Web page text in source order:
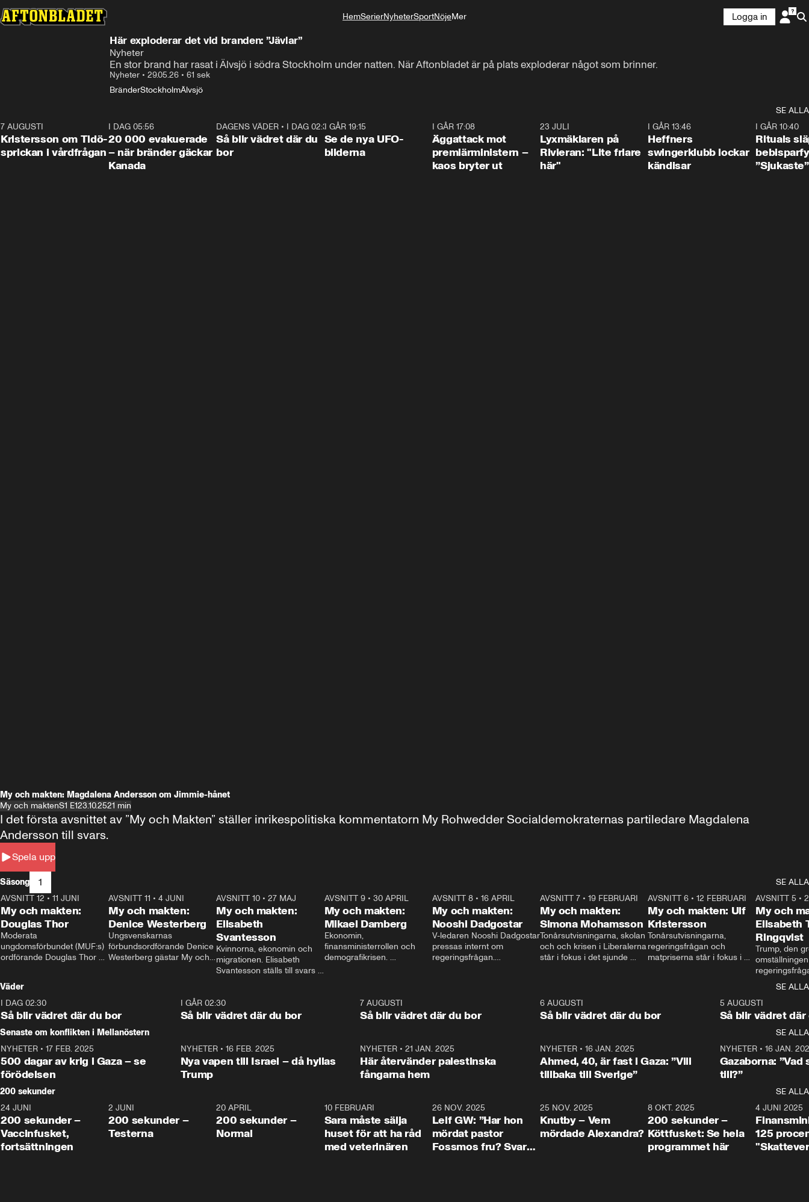
HemSerierNyheterSportNöjeMer
Logga in
Här exploderar det vid branden: ”Jävlar”
Nyheter
En stor brand har rasat i Älvsjö i södra Stockholm under natten. När Aftonbladet är på plats exploderar något som brinner.
Nyheter • 29.05.26 • 61 sek
BränderStockholmÄlvsjö
SE ALLA
7 AUGUSTI
Kristersson om Tidö-
sprickan i vårdfrågan
I DAG 05:56
20 000 evakuerade
– när bränder gäckar
Kanada
1:06
DAGENS VÄDER • I DAG 02:30
Så blir vädret där du
bor
I GÅR 19:15
Se de nya UFO-
bilderna
I GÅR 17:08
Äggattack mot
premiärministern –
kaos bryter ut
23 JULI
Lyxmäklaren på
Rivieran: "Lite friare
här"
I GÅR 13:46
Heffners
swingerklubb lockar
kändisar
I GÅR 10:40
Rituals
”Sjukaste”
My och makten: Magdalena Andersson om Jimmie-hånet
My och maktenS1 E123.10.2521 min
Spela upp
I det första avsnittet av ”My och Makten” ställer inrikespolitiska kommentatorn My Rohwedder Socialdemokraternas partiledare Magdalena
Andersson till svars.
Säsong 1
SE ALLA
26:27
AVSNITT 12 • 11 JUNI
My och makten:
Douglas Thor
Moderata
ungdomsförbundet (MUF:s)
ordförande Douglas Thor
tonårsutvisningarna och hur
Moderaterna ska locka
väljare till valet i höst.
23:40
AVSNITT 11 •4 JUNI
My och makten:
Denice Westerberg
Ungsvenskarnas
förbundsordförande Denice
Westerberg gästar My och
AVSNITT 10 •27 MAJ
My och makten:
Elisabeth
Svantesson
Kvinnorna, ekonomin och
migrationen. Elisabeth
Svantesson ställs till svars
AVSNITT 9• 30 APRIL
My och makten:
Mikael Damberg
Ekonomin,
finansministerrollen och
demografikrisen.
och Makten.
AVSNITT 8• 16 APRIL
My och makten:
Nooshi Dadgostar
V-ledaren Nooshi Dadgostar
pressas internt om
regeringsfrågan.
– Vi ställer upp i val. Ska vi
vara med så sitter vi förstås
24:30
AVSNITT 7• 19 FEBRUARI
My och makten:
Simona Mohamsson
Tonårsutvisningarna, skolan
och och krisen i Liberalerna
står i fokus i det sjunde
kommentator My
Rohwedder ställer
utbildnings- och
Mohamsson till svars.
27:30
AVSNITT 6 •12 FEBRUARI
My och makten: Ulf
Kristersson
Tonårsutvisningarna,
regeringsfrågan och
matpriserna står i fokus i
Rohwedder ställer
statsminister Ulf Kristersson
AVSNITT 5 •
My och
Elisabeth
Ringqvist
Trump, den
centrum i
avsnittet av
Makten”. Se
Aftonbladets
Rohwedder
Thand Ring
Väder
SE ALLA
I DAG 02:30
Så blir vädret där du bor
1:06
I GÅR 02:30
Så blir vädret där du bor
7 AUGUSTI
Så blir vädret där du bor
6 AUGUSTI
Så blir vädret där du bor
5 AUGUSTI
Så blir vädret där
Senaste om konflikten i Mellanöstern
SE ALLA
NYHETER • 17 FEB. 2025
500 dagar av krig i Gaza – se
förödelsen
NYHETER• 16 FEB. 2025
Nya vapen till Israel – då hyllas
Trump
NYHETER •21 JAN. 2025
Här återvänder palestinska
fångarna hem
NYHETER• 16 JAN. 2025
Ahmed, 40, är fast i Gaza: ”Vill
tillbaka till Sverige”
NYHETER• 16 JAN.
Gazaborna:
till?”
200 sekunder
SE ALLA
5:00
24 JUNI
200 sekunder –
Vaccinfusket,
fortsättningen
4:23
2 JUNI
200 sekunder –
Testerna
20 APRIL
200 sekunder –
Normal
10 FEBRUARI
Sara måste sälja
huset för att ha råd
med veterinären
26 NOV. 2025
Leif GW: ”Har hon
mördat pastor
Fossmos fru? Svar
31:05
25 NOV. 2025
Knutby – Vem
mördade Alexandra?
4:29
8 OKT. 2025
200 sekunder –
Köttfusket: Se hela
programmet här
4 JUNI 2025
125